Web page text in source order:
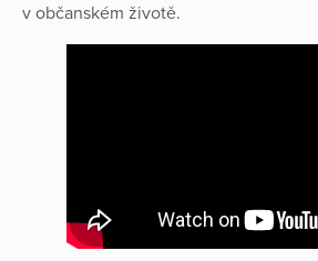
v občanském životě.